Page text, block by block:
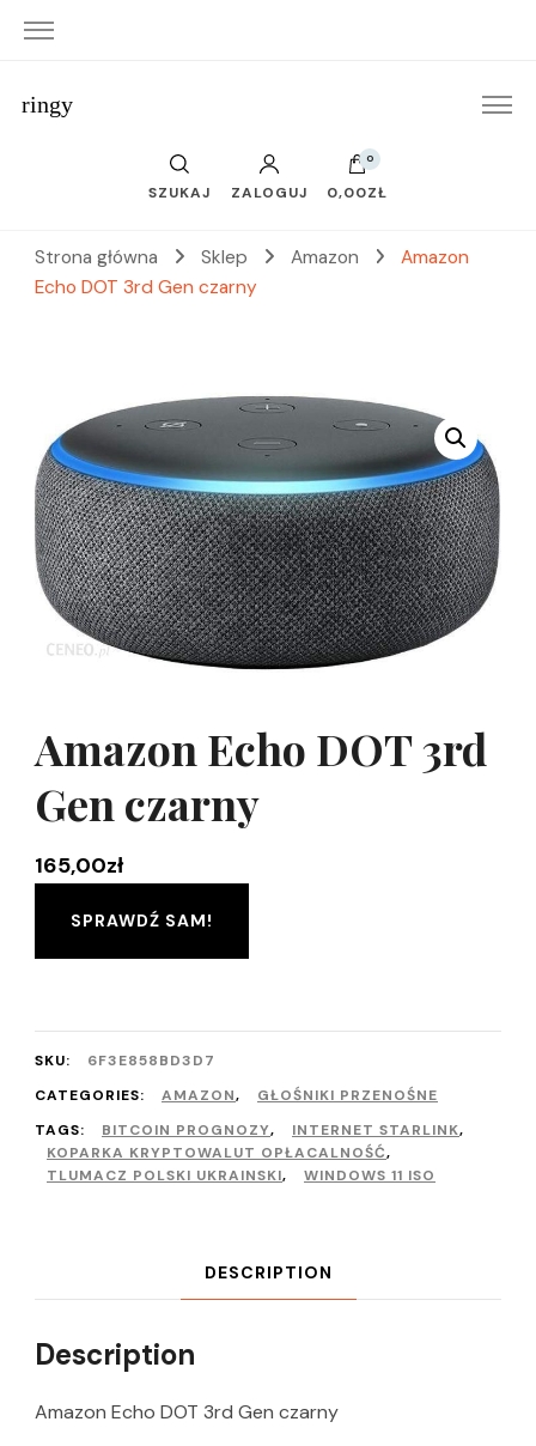
ringy
SZUKAJ ZALOGUJ
0
0,00ZŁ
Strona główna Sklep Amazon
Amazon
Echo DOT 3rd Gen czarny
Amazon Echo DOT 3rd
Gen czarny
165,00zł
SPRAWDŹ SAM!
SKU:
6F3E858BD3D7
CATEGORIES:
AMAZON,
GŁOŚNIKI PRZENOŚNE
TAGS:
BITCOIN PROGNOZY, INTERNET STARLINK,
KOPARKA KRYPTOWALUT OPŁACALNOŚĆ,
TLUMACZ POLSKI UKRAINSKI, WINDOWS 11 ISO
DESCRIPTION
Description
Amazon Echo DOT 3rd Gen czarny